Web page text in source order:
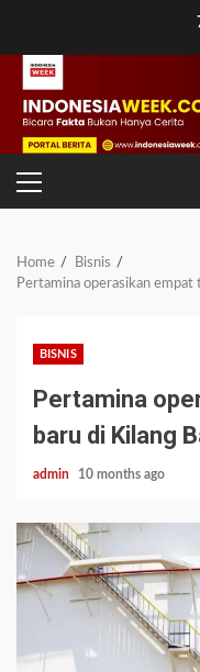
content
PRIMARY
MENU
Home
Bisnis
Pertamina operasikan empat
BISNIS
Pertamina
baru di Kilang
admin 10 months ago